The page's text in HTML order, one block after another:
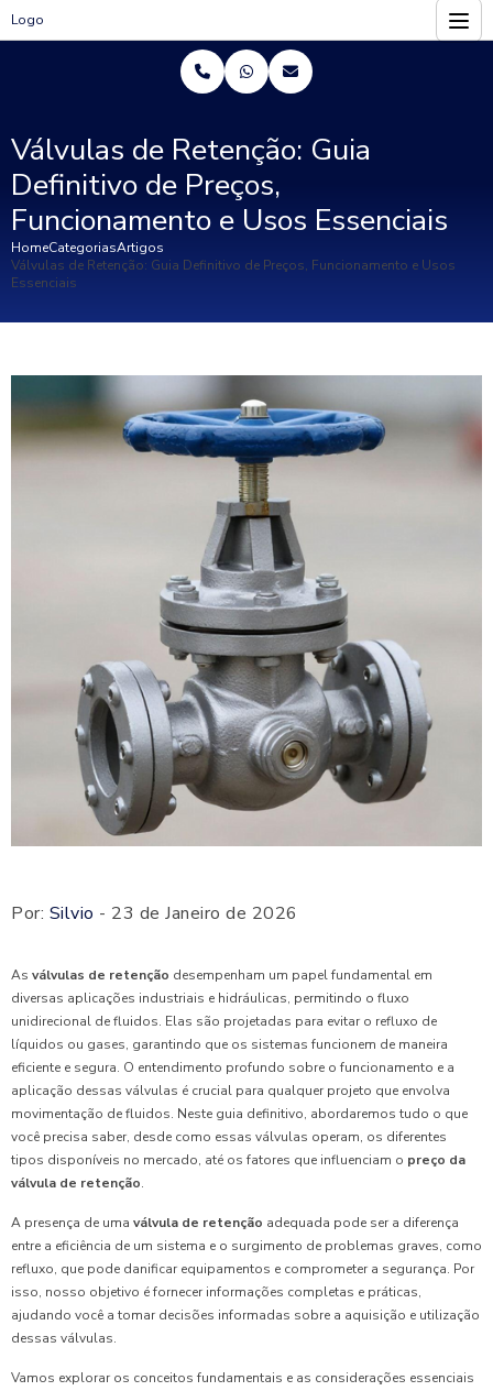
Logo
HomeCategoriasArtigos
Válvulas de Retenção: Guia Definitivo de Preços, Funcionamento e Usos
Essenciais
Válvulas de Retenção: Guia
Definitivo de Preços,
Funcionamento e Usos Essenciais
Por: Silvio - 23 de Janeiro de 2026
As válvulas de retenção desempenham um papel fundamental em
diversas aplicações industriais e hidráulicas, permitindo o fluxo
unidirecional de fluidos. Elas são projetadas para evitar o refluxo de
líquidos ou gases, garantindo que os sistemas funcionem de maneira
eficiente e segura. O entendimento profundo sobre o funcionamento e a
aplicação dessas válvulas é crucial para qualquer projeto que envolva
movimentação de fluidos. Neste guia definitivo, abordaremos tudo o que
você precisa saber, desde como essas válvulas operam, os diferentes
tipos disponíveis no mercado, até os fatores que influenciam o preço da
válvula de retenção.
A presença de uma válvula de retenção adequada pode ser a diferença
entre a eficiência de um sistema e o surgimento de problemas graves, como
refluxo, que pode danificar equipamentos e comprometer a segurança. Por
isso, nosso objetivo é fornecer informações completas e práticas,
ajudando você a tomar decisões informadas sobre a aquisição e utilização
dessas válvulas.
Vamos explorar os conceitos fundamentais e as considerações essenciais